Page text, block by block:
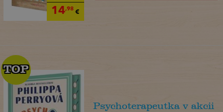
14,98€
TOP
TOP
Psychoterapeutka v akcii